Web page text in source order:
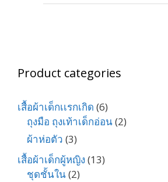
Product categories
เสื้อผ้าเด็กเเรกเกิด (6)
ถุงมือ ถุงเท้าเด็กอ่อน(2)
ผ้าห่อตัว (3)
เสื้อผ้าเด็กผู้หญิง (13)
ชุดชั้นใน(2)